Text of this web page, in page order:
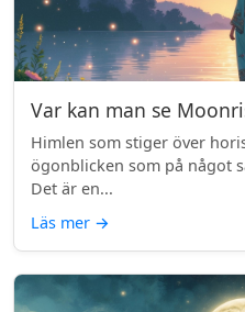
Var kan man se
Himlen som stiger över
ögonblicken som på något
Det är en...
Läs mer →